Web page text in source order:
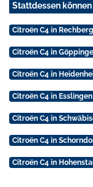
Stattdessen
Citroën C4 in
Citroën C4 in
Citroën C4 in
Citroën C4 in
Citroën C4 in
Citroën C4 in
Citroën C4 in